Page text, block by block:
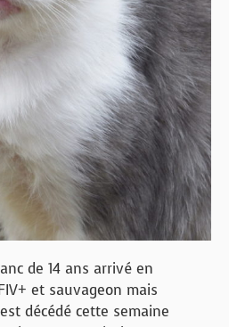
de 14 ans arrivé en
et sauvageon mais
décédé cette semaine